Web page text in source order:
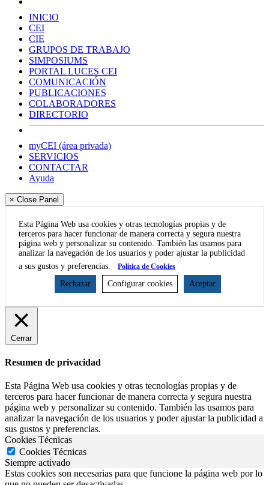
INICIO
CEI
CIE
GRUPOS DE TRABAJO
SIMPOSIUMS
PORTAL LUCES CEI
COMUNICACIÓN
PUBLICACIONES
COLABORADORES
DIRECTORIO
myCEI (área privada)
SERVICIOS
CONTACTAR
Ayuda
× Close Panel
Esta Página Web usa cookies y otras tecnologías propias y de
terceros para hacer funcionar de manera correcta y segura nuestra
página web y personalizar su contenido. También las usamos para
analizar la navegación de los usuarios y poder ajustar la publicidad
a sus gustos y preferencias.
Política de Cookies
Rechazar Configurar cookies Aceptar
Cerrar
Resumen de privacidad
Esta Página Web usa cookies y otras tecnologías propias y de
terceros para hacer funcionar de manera correcta y segura nuestra
página web y personalizar su contenido. También las usamos para
analizar la navegación de los usuarios y poder ajustar la publicidad a
sus gustos y preferencias.
Cookies Técnicas
Cookies Técnicas
Siempre activado
Estas cookies son necesarias para que funcione la página web por lo